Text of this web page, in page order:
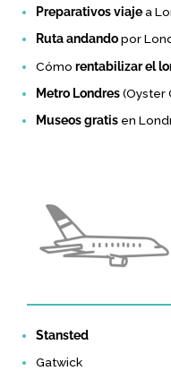
Preparativos viajea
Ruta andandopor
Cómo rentabilizar el
Metro Londres(Oyster
Museos gratis en
Stansted
Gatwick